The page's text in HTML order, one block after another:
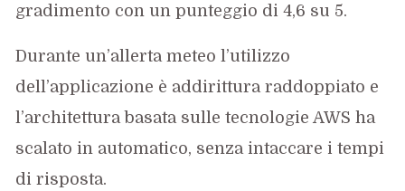
gradimento con un punteggio di 4,6 su 5.
Durante un’allerta meteo l’utilizzo
dell’applicazione è addirittura raddoppiato e
l’architettura basata sulle tecnologie AWS ha
scalato in automatico, senza intaccare i tempi
di risposta.